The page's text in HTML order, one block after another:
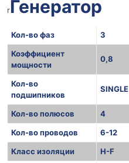
rГенератор
Кол-во фаз
3
Коэффициент
мощности
0,8
Кол-во
подшипников
SINGLE
Кол-во полюсов
4
Кол-во проводов
6-12
Класс изоляции
H-F